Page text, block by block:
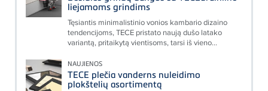
liejamoms grindims
Tęsiantis minimalistinio vonios kambario dizaino
tendencijoms, TECE pristato naują dušo latako
variantą, pritaikytą vientisoms, tarsi iš vieno...
NAUJIENOS
TECE plečia vanderns nuleidimo
plokštelių asortimentą